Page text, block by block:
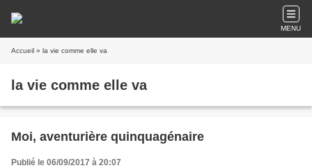
MENU
Accueil » la vie comme elle va
la vie comme elle va
Moi, aventurière quinquagénaire
Publié le 06/09/2017 à 20:07